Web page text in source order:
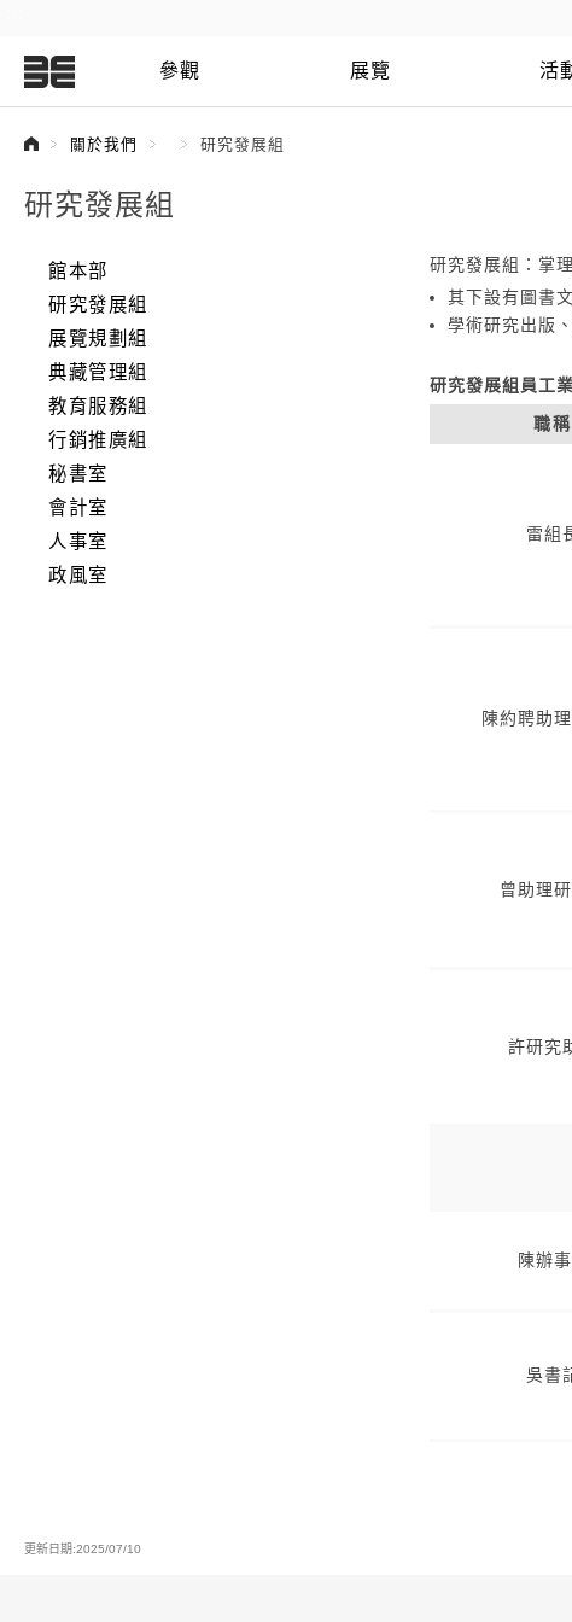
參觀 展覽 活
關於我們 研究發展組
研究發展組
館本部
研究發展組
展覽規劃組
典藏管理組
教育服務組
行銷推廣組
秘書室
會計室
人事室
政風室
研究發展組：掌
其下設有圖書
學術研究出版
研究發展組員工
職稱
雷組
陳約聘助
曾助理
許研究
陳辦
吳書
更新日期:2025/07/10